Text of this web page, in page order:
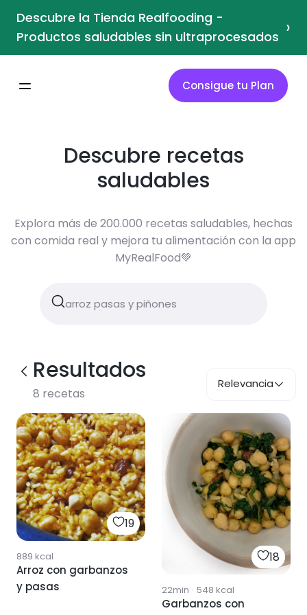
Descubre la Tienda Realfooding -
Productos saludables sin ultraprocesados ›
Consigue tu Plan
Descubre recetas
saludables
Explora más de 200.000 recetas saludables, hechas
con comida real y mejora tu alimentación con la app
MyRealFood💚
Resultados
8 recetas
Relevancia
19
889 kcal
Arroz con garbanzos
y pasas
18
22min · 548 kcal
Garbanzos con